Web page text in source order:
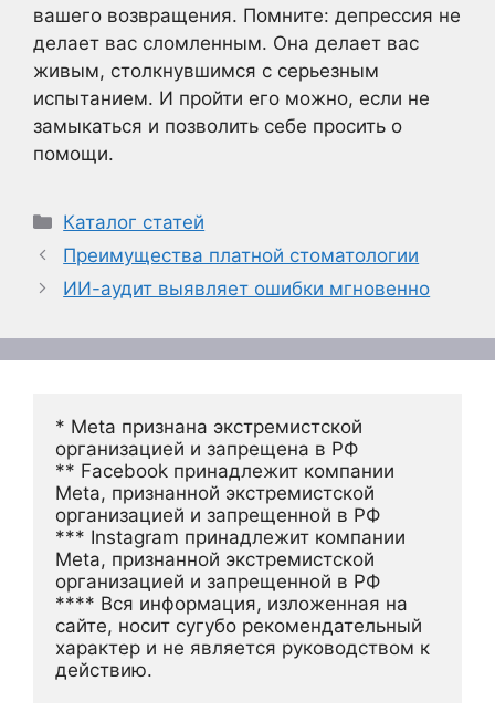
вашего возвращения. Помните: депрессия не
делает вас сломленным. Она делает вас
живым, столкнувшимся с серьезным
испытанием. И пройти его можно, если не
замыкаться и позволить себе просить о
помощи.
Рубрики
Каталог статей
Преимущества платной стоматологии
ИИ-аудит выявляет ошибки мгновенно
* Meta признана экстремистской
организацией и запрещена в РФ
** Facebook принадлежит компании
Meta, признанной экстремистской
организацией и запрещенной в РФ
*** Instagram принадлежит компании
Meta, признанной экстремистской
организацией и запрещенной в РФ
**** Вся информация, изложенная на
сайте, носит сугубо рекомендательный
характер и не является руководством к
действию.